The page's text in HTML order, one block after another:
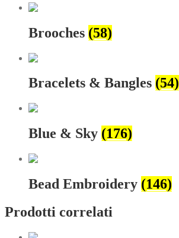
Brooches (58)
Bracelets & Bangles (54)
Blue & Sky (176)
Bead Embroidery (146)
Prodotti correlati